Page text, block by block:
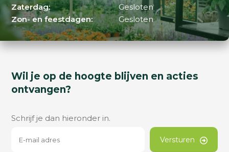
Zaterdag:
Gesloten
Zon- en feestdagen:
Gesloten
Wil je op de hoogte blijven en acties
ontvangen?
Schrijf je dan hieronder in.
Versturen